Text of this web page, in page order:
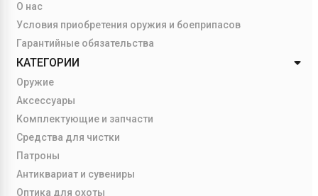
О нас
Условия приобретения оружия и боеприпасов
Гарантийные обязательства
КАТЕГОРИИ
Оружие
Аксессуары
Комплектующие и запчасти
Средства для чистки
Патроны
Антиквариат и сувениры
Оптика для охоты